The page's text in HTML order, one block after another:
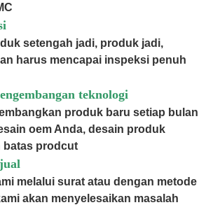
setengah jadi, produk jadi,
harus mencapai inspeksi penuh
teknologi
produk baru setiap bulan
oem Anda, desain produk
batas prodcut
melalui surat atau dengan metode
akan menyelesaikan masalah